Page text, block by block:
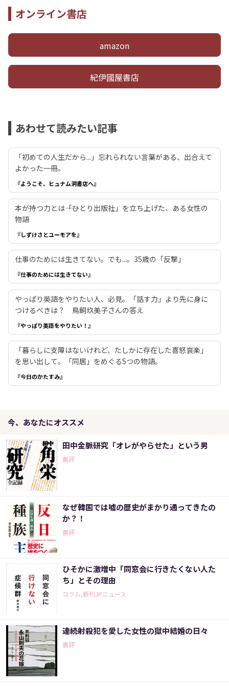
オンライン書店
amazon
紀伊國屋書店
あわせて読みたい記事
「初めての人生だから...」忘れられない言葉がある、出合えて
よかった一冊。
『ようこそ、ヒュナム洞書店へ』
本が持つ力とは――「ひとり出版社」を立ち上げた、ある女性の
物語
『しずけさとユーモアを』
仕事のためには生きてない。でも...。35歳の「反撃」
『仕事のためには生きてない』
やっぱり英語をやりたい人、必見。「話す力」より先に身に
つけるべきは？ 鳥飼玖美子さんの答え
『やっぱり英語をやりたい！』
「暮らしに支障はないけれど、たしかに存在した喜怒哀楽」
を思い出して。「同居」をめぐる5つの物語。
『今日のかたすみ』
今、あなたにオススメ
田中金脈研究「オレがやらせた」という男
書評
なぜ韓国では嘘の歴史がまかり通ってきたの
か？！
書評
ひそかに激増中「同窓会に行きたくない人た
ち」とその理由
コラム,新刊JPニュース
連続射殺犯を愛した女性の獄中結婚の日々
書評